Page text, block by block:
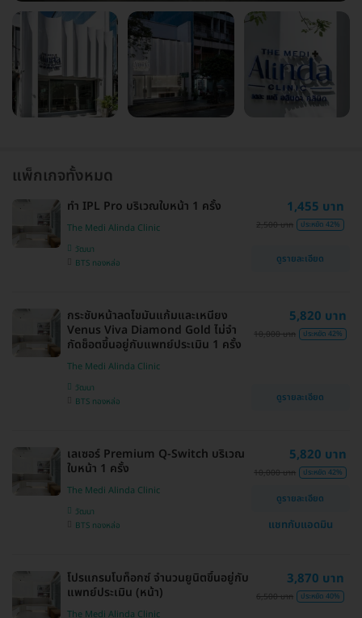
แพ็กเกจทั้งหมด
ทำ IPL Pro บริเวณใบหน้า 1 ครั้ง
The Medi Alinda Clinic
วัฒนา
BTS ทองหล่อ
1,455 บาท
2,500 บาท ประหยัด 42%
ดูรายละเอียด
กระชับหน้าลดไขมันแก้มและเหนียง
Venus Viva Diamond Gold ไม่จำ
กัดช็อตขึ้นอยู่กับแพทย์ประเมิน 1 ครั้ง
The Medi Alinda Clinic
วัฒนา
BTS ทองหล่อ
5,820 บาท
10,000 บาท ประหยัด 42%
ดูรายละเอียด
เลเซอร์ Premium Q-Switch บริเวณ
ใบหน้า 1 ครั้ง
The Medi Alinda Clinic
วัฒนา
BTS ทองหล่อ
5,820 บาท
10,000 บาท ประหยัด 42%
ดูรายละเอียด
แชทกับแอดมิน
โปรแกรมโบท็อกซ์ จำนวนยูนิตขึ้นอยู่กับ
แพทย์ประเมิน (หน้า)
The Medi Alinda Clinic
3,870 บาท
6,500 บาท ประหยัด 40%